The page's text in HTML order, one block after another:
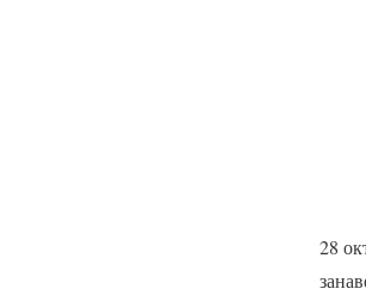
28